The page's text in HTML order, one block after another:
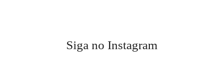
Siga no Instagram